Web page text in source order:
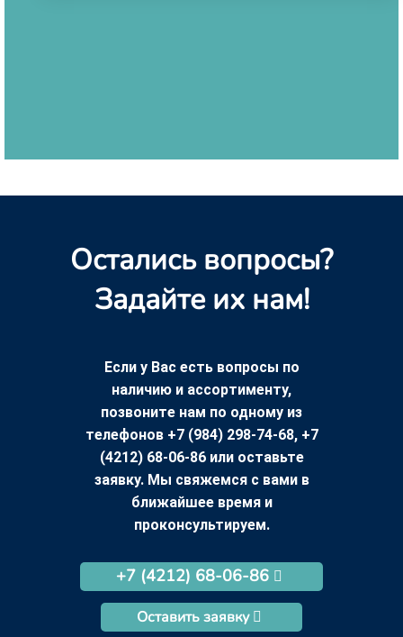
Остались вопросы?
Задайте их нам!
Если у Вас есть вопросы по
наличию и ассортименту,
позвоните нам по одному из
телефонов +7 (984) 298-74-68, +7
(4212) 68-06-86 или оставьте
заявку. Мы свяжемся с вами в
ближайшее время и
проконсультируем.
+7 (4212) 68-06-86
Оставить заявку